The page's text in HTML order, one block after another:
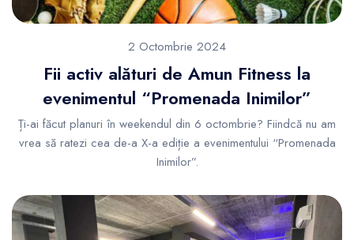
2 Octombrie 2024
Fii activ alături de Amun Fitness la
evenimentul “Promenada Inimilor”
Ți-ai făcut planuri în weekendul din 6 octombrie? Fiindcă nu am
vrea să ratezi cea de-a X-a ediție a evenimentului “Promenada
Inimilor”.